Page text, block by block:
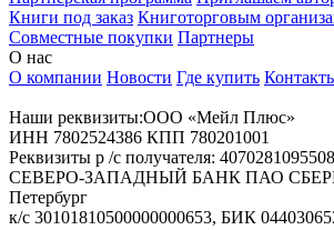
Книги под заказ Книготорговым
Совместные покупки Партнеры
О нас
О компании Новости Где купить
Наши реквизиты:ООО «Мейл Плюс»
ИНН 7802524386 КПП 780201001
Реквизиты р /с получателя:
СЕВЕРО-ЗАПАДНЫЙ БАНК ПАО
Петербург
к/с 30101810500000000653, БИК